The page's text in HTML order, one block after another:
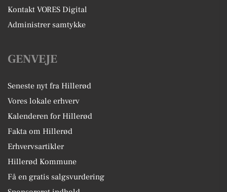
Kontakt VORES Digital
Administrer samtykke
GENVEJE
Seneste nyt fra Hillerød
Vores lokale erhverv
Kalenderen for Hillerød
Fakta om Hillerød
Erhvervsartikler
Hillerød Kommune
Få en gratis salgsvurdering